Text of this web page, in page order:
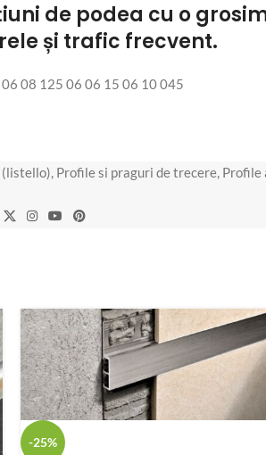
de podea cu o
și trafic frecvent.
08 125 06 06 15 06 10 045
, Profile si praguri de trecere, Profile
-25%